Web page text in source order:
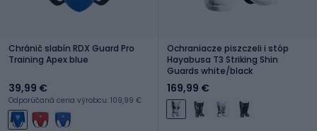
Chránič slabín RDX Guard Pro
Training Apex blue
39,99 €
Odporúčaná cena výrobcu: 109,99 €
Ochraniacze piszczeli i stóp
Hayabusa T3 Striking Shin
Guards white/black
169,99 €